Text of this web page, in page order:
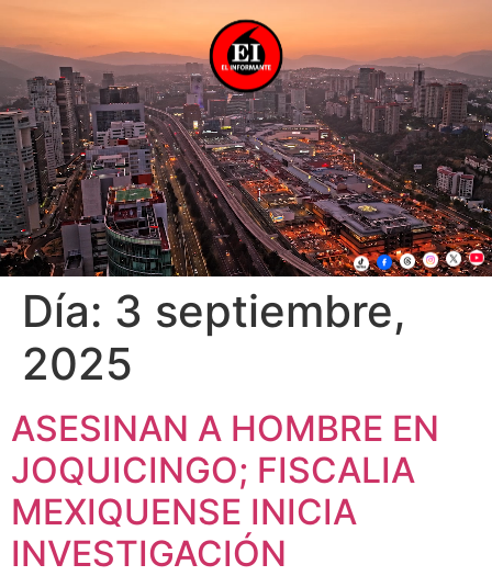
Día: 3 septiembre,
2025
ASESINAN A HOMBRE EN
JOQUICINGO; FISCALIA
MEXIQUENSE INICIA
INVESTIGACIÓN